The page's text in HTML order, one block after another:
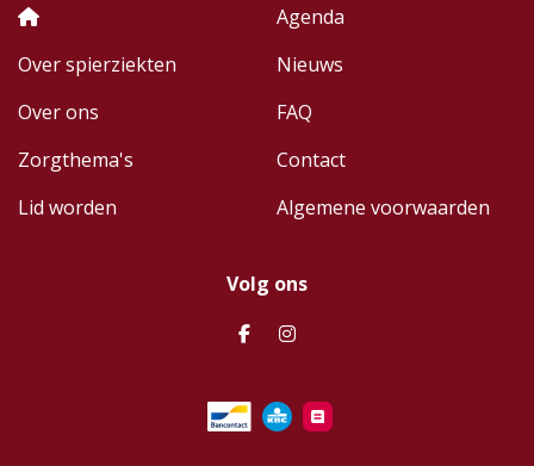
Over spierziekten
Over ons
Zorgthema's
Lid worden
Agenda
Nieuws
FAQ
Contact
Algemene voorwaarden
Volg ons